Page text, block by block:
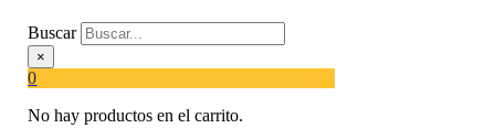
Buscar
×
0
No hay productos en el carrito.